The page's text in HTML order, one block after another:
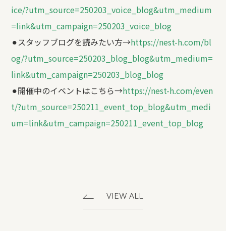
ice/?utm_source=250203_voice_blog&utm_medium
=link&utm_campaign=250203_voice_blog
⚫︎スタッフブログを読みたい方→https://nest-h.com/bl
og/?utm_source=250203_blog_blog&utm_medium=
link&utm_campaign=250203_blog_blog
⚫︎開催中のイベントはこちら→https://nest-h.com/even
t/?utm_source=250211_event_top_blog&utm_medi
um=link&utm_campaign=250211_event_top_blog
VIEW ALL